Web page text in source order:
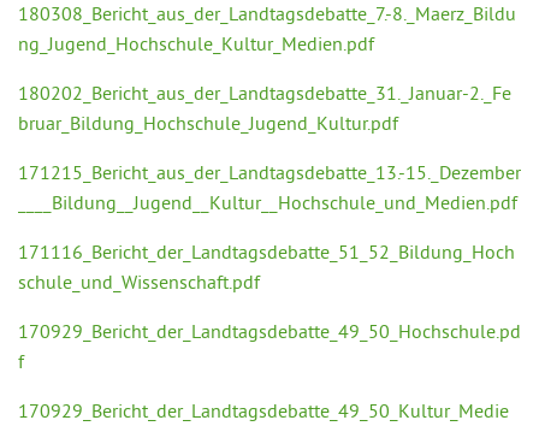
180308_Bericht_aus_der_Landtagsdebatte_7.-8._Maerz_Bildu
ng_Jugend_Hochschule_Kultur_Medien.pdf
180202_Bericht_aus_der_Landtagsdebatte_31._Januar-2._Fe
bruar_Bildung_Hochschule_Jugend_Kultur.pdf
171215_Bericht_aus_der_Landtagsdebatte_13.-15._Dezember
____Bildung__Jugend__Kultur__Hochschule_und_Medien.pdf
171116_Bericht_der_Landtagsdebatte_51_52_Bildung_Hoch
schule_und_Wissenschaft.pdf
170929_Bericht_der_Landtagsdebatte_49_50_Hochschule.pd
f
170929_Bericht_der_Landtagsdebatte_49_50_Kultur_Medie